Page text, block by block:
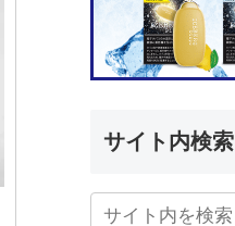
サイト内検索